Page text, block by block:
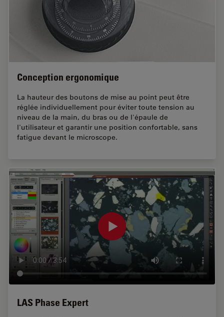
Conception ergonomique
La hauteur des boutons de mise au point peut être
réglée individuellement pour éviter toute tension au
niveau de la main, du bras ou de l'épaule de
l'utilisateur et garantir une position confortable, sans
fatigue devant le microscope.
LAS Phase Expert